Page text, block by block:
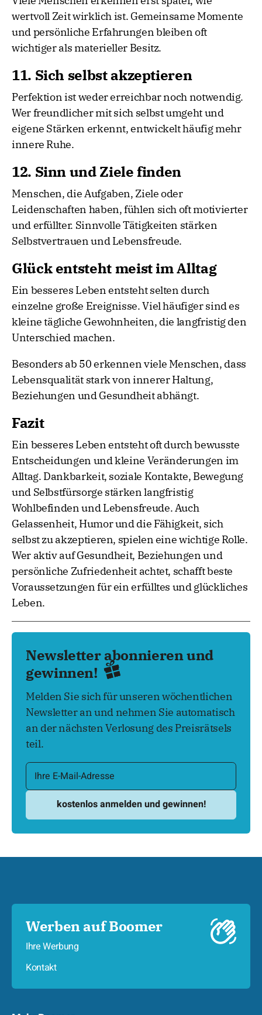
wertvoll Zeit wirklich ist. Gemeinsame Momente
und persönliche Erfahrungen bleiben oft
wichtiger als materieller Besitz.
11. Sich selbst akzeptieren
Perfektion ist weder erreichbar noch notwendig.
Wer freundlicher mit sich selbst umgeht und
eigene Stärken erkennt, entwickelt häufig mehr
innere Ruhe.
12. Sinn und Ziele finden
Menschen, die Aufgaben, Ziele oder
Leidenschaften haben, fühlen sich oft motivierter
und erfüllter. Sinnvolle Tätigkeiten stärken
Selbstvertrauen und Lebensfreude.
Glück entsteht meist im Alltag
Ein besseres Leben entsteht selten durch
einzelne große Ereignisse. Viel häufiger sind es
kleine tägliche Gewohnheiten, die langfristig den
Unterschied machen.
Besonders ab 50 erkennen viele Menschen, dass
Lebensqualität stark von innerer Haltung,
Beziehungen und Gesundheit abhängt.
Fazit
Ein besseres Leben entsteht oft durch bewusste
Entscheidungen und kleine Veränderungen im
Alltag. Dankbarkeit, soziale Kontakte, Bewegung
und Selbstfürsorge stärken langfristig
Wohlbefinden und Lebensfreude. Auch
Gelassenheit, Humor und die Fähigkeit, sich
selbst zu akzeptieren, spielen eine wichtige Rolle.
Wer aktiv auf Gesundheit, Beziehungen und
persönliche Zufriedenheit achtet, schafft beste
Voraussetzungen für ein erfülltes und glückliches
Leben.
Newsletter abonnieren und
gewinnen!
Melden Sie sich für unseren wöchentlichen
Newsletter an und nehmen Sie automatisch
an der nächsten Verlosung des Preisrätsels
teil.
Werben auf Boomer
Ihre Werbung
Kontakt